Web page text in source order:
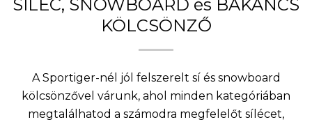
SÍLÉC, SNOWBOARD és BAKANCS
KÖLCSÖNZŐ
A Sportiger-nél jól felszerelt sí és snowboard
kölcsönzővel várunk, ahol minden kategóriában
megtalálhatod a számodra megfelelőt sílécet,